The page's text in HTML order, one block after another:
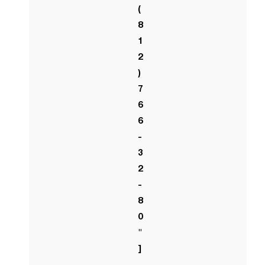
(
8
1
2
)
7
6
6
-
3
2
-
8
0
"
]